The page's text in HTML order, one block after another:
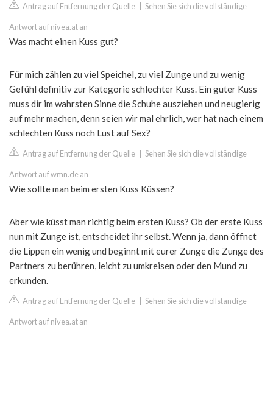
Antrag auf Entfernung der Quelle Sehen Sie sich die vollständige
Antwort auf nivea.at an
Was macht einen Kuss gut?
Für mich zählen zu viel Speichel, zu viel Zunge und zu wenig
Gefühl definitiv zur Kategorie schlechter Kuss. Ein guter Kuss
muss dir im wahrsten Sinne die Schuhe ausziehen und neugierig
auf mehr machen, denn seien wir mal ehrlich, wer hat nach einem
schlechten Kuss noch Lust auf Sex?
Antrag auf Entfernung der Quelle Sehen Sie sich die vollständige
Antwort auf wmn.de an
Wie sollte man beim ersten Kuss Küssen?
Aber wie küsst man richtig beim ersten Kuss? Ob der erste Kuss
nun mit Zunge ist, entscheidet ihr selbst. Wenn ja, dann öffnet
die Lippen ein wenig und beginnt mit eurer Zunge die Zunge des
Partners zu berühren, leicht zu umkreisen oder den Mund zu
erkunden.
Antrag auf Entfernung der Quelle Sehen Sie sich die vollständige
Antwort auf nivea.at an